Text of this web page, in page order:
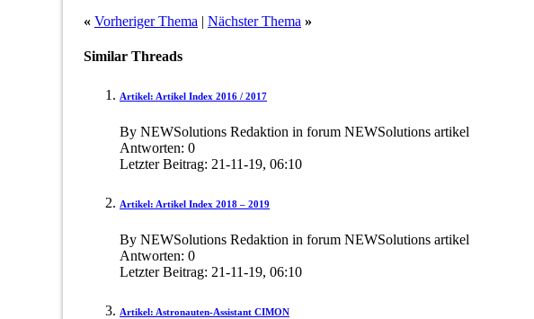
« Vorheriger Thema | Nächster Thema »
Similar Threads
Artikel: Artikel Index 2016 / 2017
By NEWSolutions Redaktion in forum NEWSolutions artikel
Antworten: 0
Letzter Beitrag: 21-11-19, 06:10
Artikel: Artikel Index 2018 – 2019
By NEWSolutions Redaktion in forum NEWSolutions artikel
Antworten: 0
Letzter Beitrag: 21-11-19, 06:10
Artikel: Astronauten-Assistant CIMON